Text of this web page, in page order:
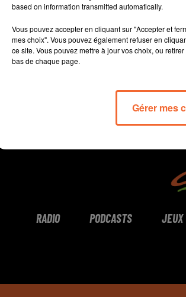
RADIO PODCASTS JEUX
based on information transmitted automatically.
Vous pouvez accepter en cliquant sur "Accepter et
mes choix". Vous pouvez également refuser en
ce site. Vous pouvez mettre à jour vos choix, ou
bas de chaque page.
Gérer mes